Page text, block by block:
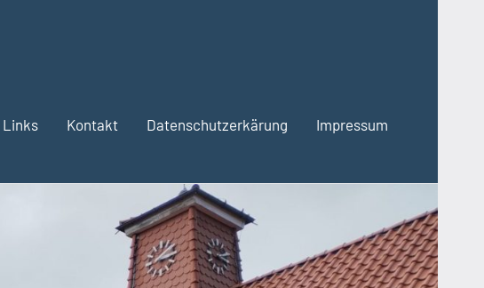
Links Kontakt Datenschutzerkärung Impressum